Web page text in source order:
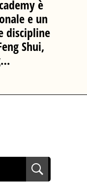
è
e un
discipline
Shui,